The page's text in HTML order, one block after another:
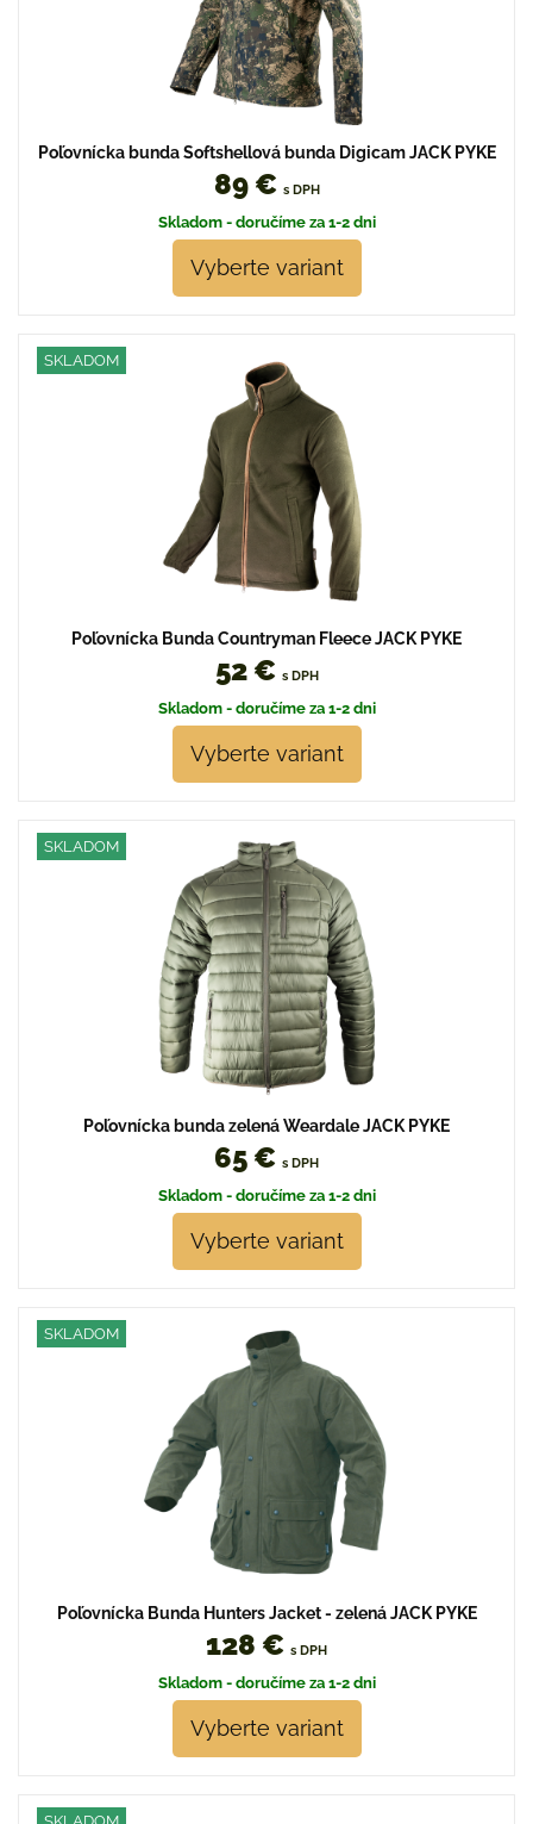
Poľovnícka bunda Softshellová bunda Digicam JACK PYKE
89 € s DPH
Skladom - doručíme za 1-2 dni
Vyberte variant
SKLADOM
Poľovnícka Bunda Countryman Fleece JACK PYKE
52 € s DPH
Skladom - doručíme za 1-2 dni
Vyberte variant
SKLADOM
Poľovnícka bunda zelená Weardale JACK PYKE
65 € s DPH
Skladom - doručíme za 1-2 dni
Vyberte variant
SKLADOM
Poľovnícka Bunda Hunters Jacket - zelená JACK PYKE
128 € s DPH
Skladom - doručíme za 1-2 dni
Vyberte variant